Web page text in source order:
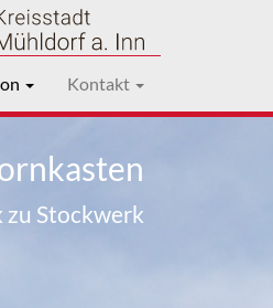
Kontakt
zu Stockwerk